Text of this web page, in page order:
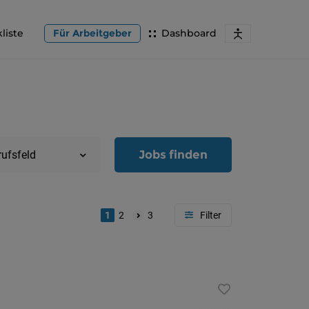
Dashboard
Für Arbeitgeber
Jobs finden
1 2 3